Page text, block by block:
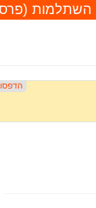
השתלמות